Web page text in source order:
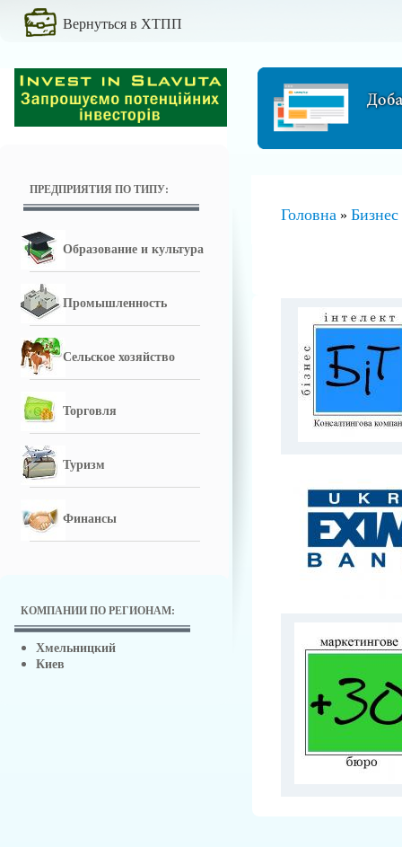
Вернуться в ХТПП
Головна » Бизнес
ПРЕДПРИЯТИЯ ПО ТИПУ:
Образование и культура
Промышленность
Сельское хозяйство
Торговля
Туризм
Финансы
КОМПАНИИ ПО РЕГИОНАМ:
Хмельницкий
Киев